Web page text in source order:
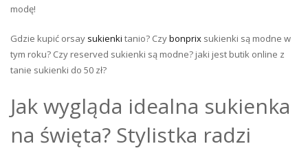
modę!
Gdzie kupić orsay sukienki tanio? Czybonprix sukienki są modne w
tym roku? Czy reserved sukienki są modne? jaki jest butik online z
tanie sukienki do 50 zł?
Jak wygląda idealna sukienka
na święta? Stylistka radzi